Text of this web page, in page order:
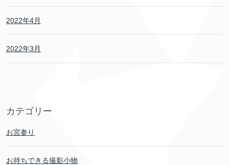
2022年4月
2022年3月
カテゴリー
お宮参り
お持ちできる撮影小物